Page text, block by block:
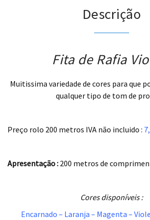
Descrição
Fita de Rafia
Muitissima variedade de cores para que
qualquer tipo de tom de
Preço rolo 200 metros IVA não incluido :
Apresentação : 200 metros de
Cores disponíveis :
Encarnado – Laranja – Magenta –